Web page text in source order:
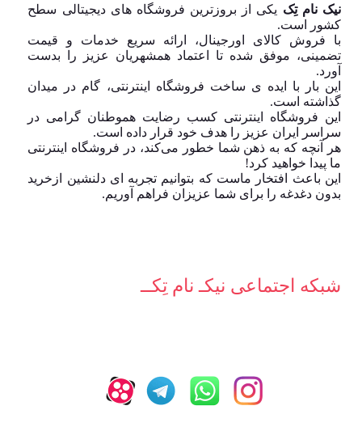
نیک نام تِک یکی از بروزترین فروشگاه های دیجیتالی سطح
کشور است.
با فروش کالای اورجینال، ارائه سریع خدمات و قیمت
تضمینی، موفق شده تا اعتماد همشهریان عزیز را بدست
آورد.
این بار با ایده ی ساخت فروشگاه اینترنتی، گام در میدان
گذاشته است.
این فروشگاه اینترنتی کسب رضایت هموطنان گرامی در
سراسر ایران عزیز را هدف خود قرار داده است.
هر آنچه که به ذهن شما خطور می‌کند، در فروشگاه اینترنتی
ما پیدا خواهید کرد!
این باعث افتخار ماست که بتوانیم تجربه ای دلنشین ازخرید
بدون دغدغه را برای شما عزیزان فراهم آوریم.
شبکه‌ اجتماعی نیکـ نام تِکــ